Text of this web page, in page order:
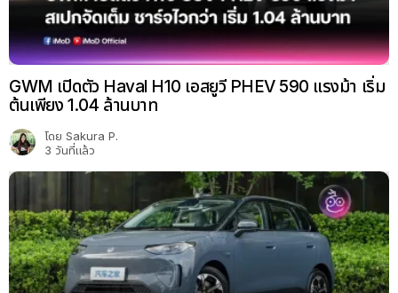
GWM เปิดตัว Haval H10 เอสยูวี PHEV 590 แรงม้า เริ่ม
ต้นเพียง 1.04 ล้านบาท
โดย Sakura P.
3 วันที่แล้ว